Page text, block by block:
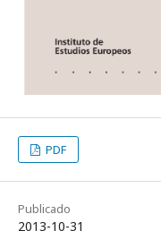
PDF
Publicado
2013-10-31